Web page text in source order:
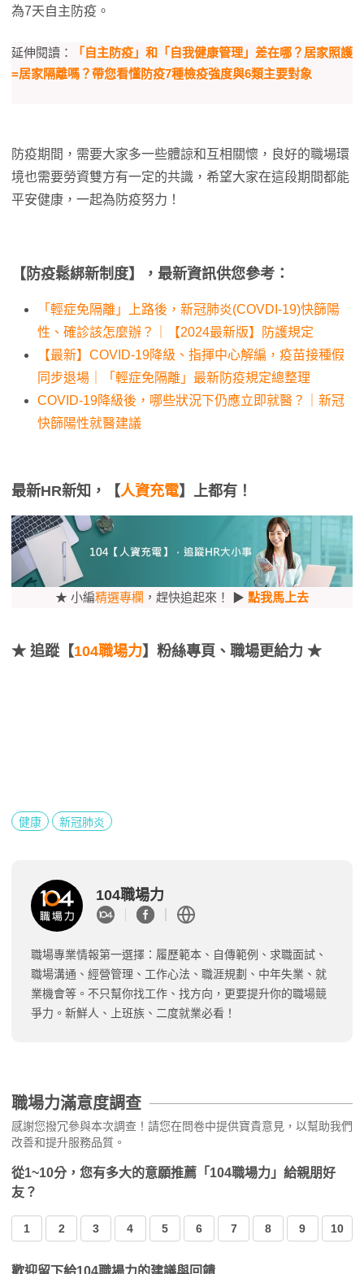
為7天自主防疫。
延伸閱讀：
「自主防疫」和「自我健康管理」差在哪？居家照護
=居家隔離嗎？帶您看懂防疫7種檢疫強度與6類主要對象
防疫期間，需要大家多一些體諒和互相關懷，良好的職場環
境也需要勞資雙方有一定的共識，希望大家在這段期間都能
平安健康，一起為防疫努力！
【防疫鬆綁新制度】，最新資訊供您參考：
「輕症免隔離」上路後，新冠肺炎(COVDI-19)快篩陽
性、確診該怎麼辦？｜【2024最新版】防護規定
【最新】COVID-19降級、指揮中心解編，疫苗接種假
同步退場｜「輕症免隔離」最新防疫規定總整理
COVID-19降級後，哪些狀況下仍應立即就醫？｜新冠
快篩陽性就醫建議
最新HR新知，【人資充電】上都有！
★ 小編精選專欄 ，趕快追起來！ ▶ 點我馬上去
★ 追蹤【104職場力】粉絲專頁、職場更給力 ★
健康 新冠肺炎
104職場力
職場專業情報第一選擇：履歷範本、自傳範例、求職面試、
職場溝通、經營管理、工作心法、職涯規劃、中年失業、就
業機會等。不只幫你找工作、找方向，更要提升你的職場競
爭力。新鮮人、上班族、二度就業必看！
職場力滿意度調查
感謝您撥冗參與本次調查！請您在問卷中提供寶貴意見，以幫助我們
改善和提升服務品質。
從1~10分，您有多大的意願推薦「104職場力」給親朋好
友？
1 2 3 4 5 6 7 8 9 10
歡迎留下給104職場力的建議與回饋